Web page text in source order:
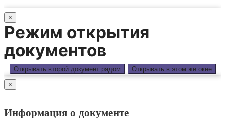
×
Режим открытия
документов
Открывать второй документ рядом Открывать в этом же окне
×
Информация о документе